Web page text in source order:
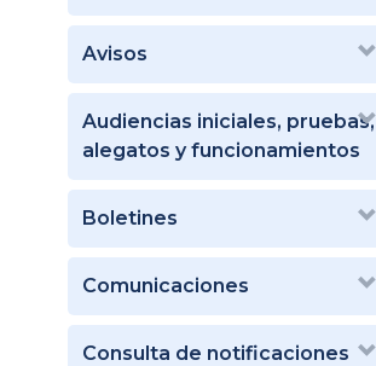
Avisos
Audiencias iniciales, pruebas,
alegatos y funcionamientos
Boletines
Comunicaciones
Consulta de notificaciones